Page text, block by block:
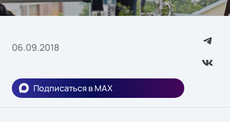
06.09.2018
Подписаться в MAX